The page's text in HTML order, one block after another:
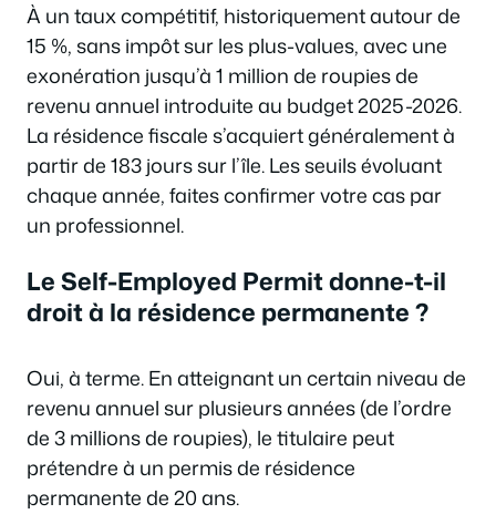
À un taux compétitif, historiquement autour de
15 %, sans impôt sur les plus-values, avec une
exonération jusqu’à 1 million de roupies de
revenu annuel introduite au budget 2025-2026.
La résidence fiscale s’acquiert généralement à
partir de 183 jours sur l’île. Les seuils évoluant
chaque année, faites confirmer votre cas par
un professionnel.
Le Self-Employed Permit donne-t-il
droit à la résidence permanente ?
Oui, à terme. En atteignant un certain niveau de
revenu annuel sur plusieurs années (de l’ordre
de 3 millions de roupies), le titulaire peut
prétendre à un permis de résidence
permanente de 20 ans.